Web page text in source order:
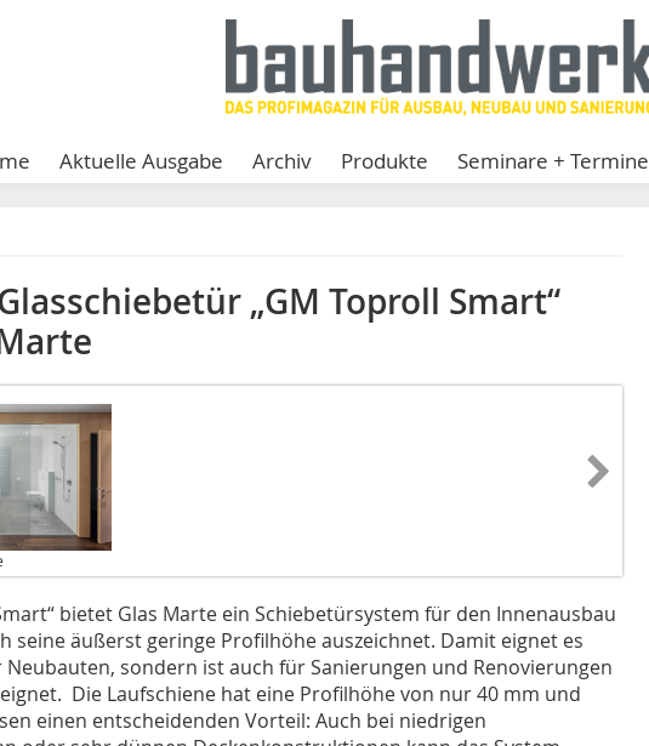
Aktuelle Ausgabe Archiv Produkte Seminare + Termine
„GM Toproll Smart“
bietet Glas Marte ein Schiebetürsystem für den Innenausbau
seine äußerst geringe Profilhöhe auszeichnet. Damit eignet es
sondern ist auch für Sanierungen und Renovierungen
Die Laufschiene hat eine Profilhöhe von nur 40 mm und
einen entscheidenden Vorteil: Auch bei niedrigen